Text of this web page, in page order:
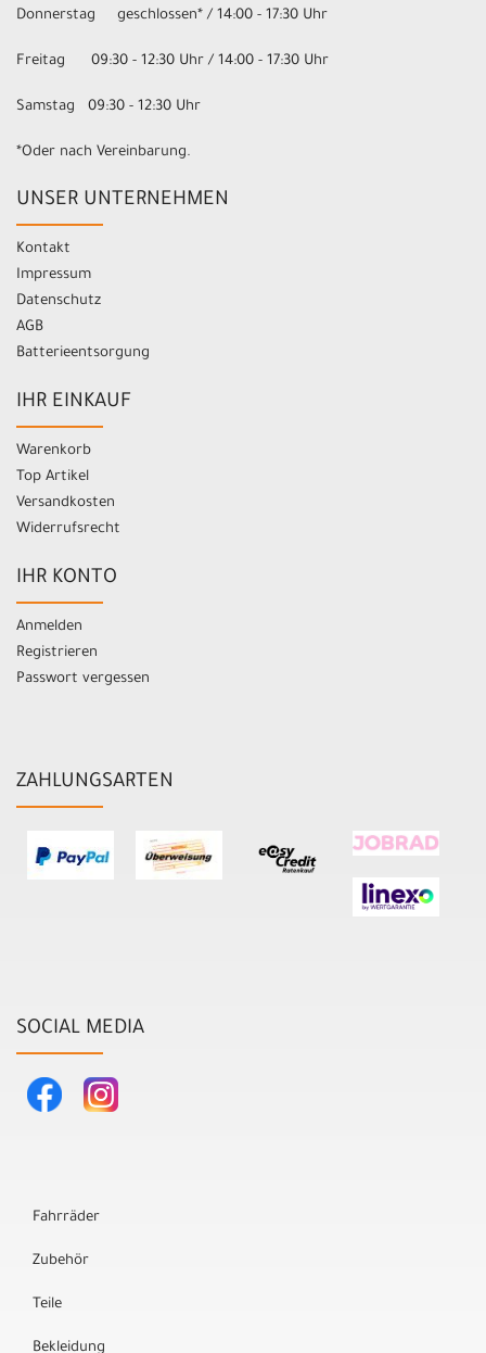
Donnerstag geschlossen* / 14:00 - 17:30 Uhr
Freitag 09:30 - 12:30 Uhr / 14:00 - 17:30 Uhr
Samstag 09:30 - 12:30 Uhr
*Oder nach Vereinbarung.
UNSER UNTERNEHMEN
Kontakt
Impressum
Datenschutz
AGB
Batterieentsorgung
IHR EINKAUF
Warenkorb
Top Artikel
Versandkosten
Widerrufsrecht
IHR KONTO
Anmelden
Registrieren
Passwort vergessen
ZAHLUNGSARTEN
SOCIAL MEDIA
Fahrräder
Zubehör
Teile
Bekleidung